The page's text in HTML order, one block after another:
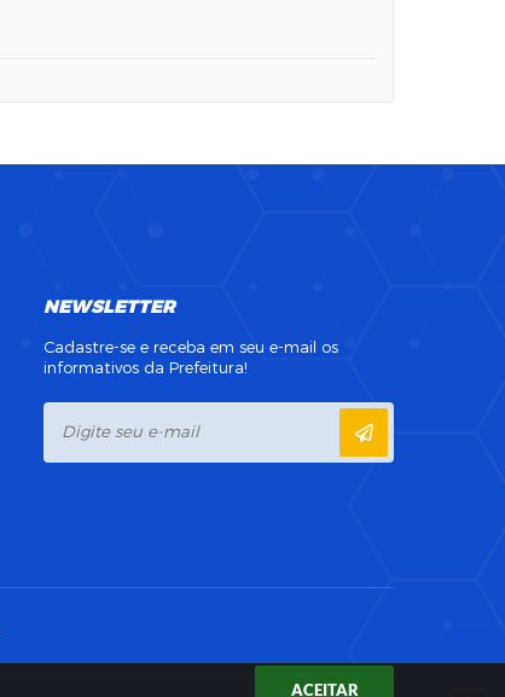
ACEITAR
NEWSLETTER
Cadastre-se e receba em seu e-mail os
informativos da Prefeitura!